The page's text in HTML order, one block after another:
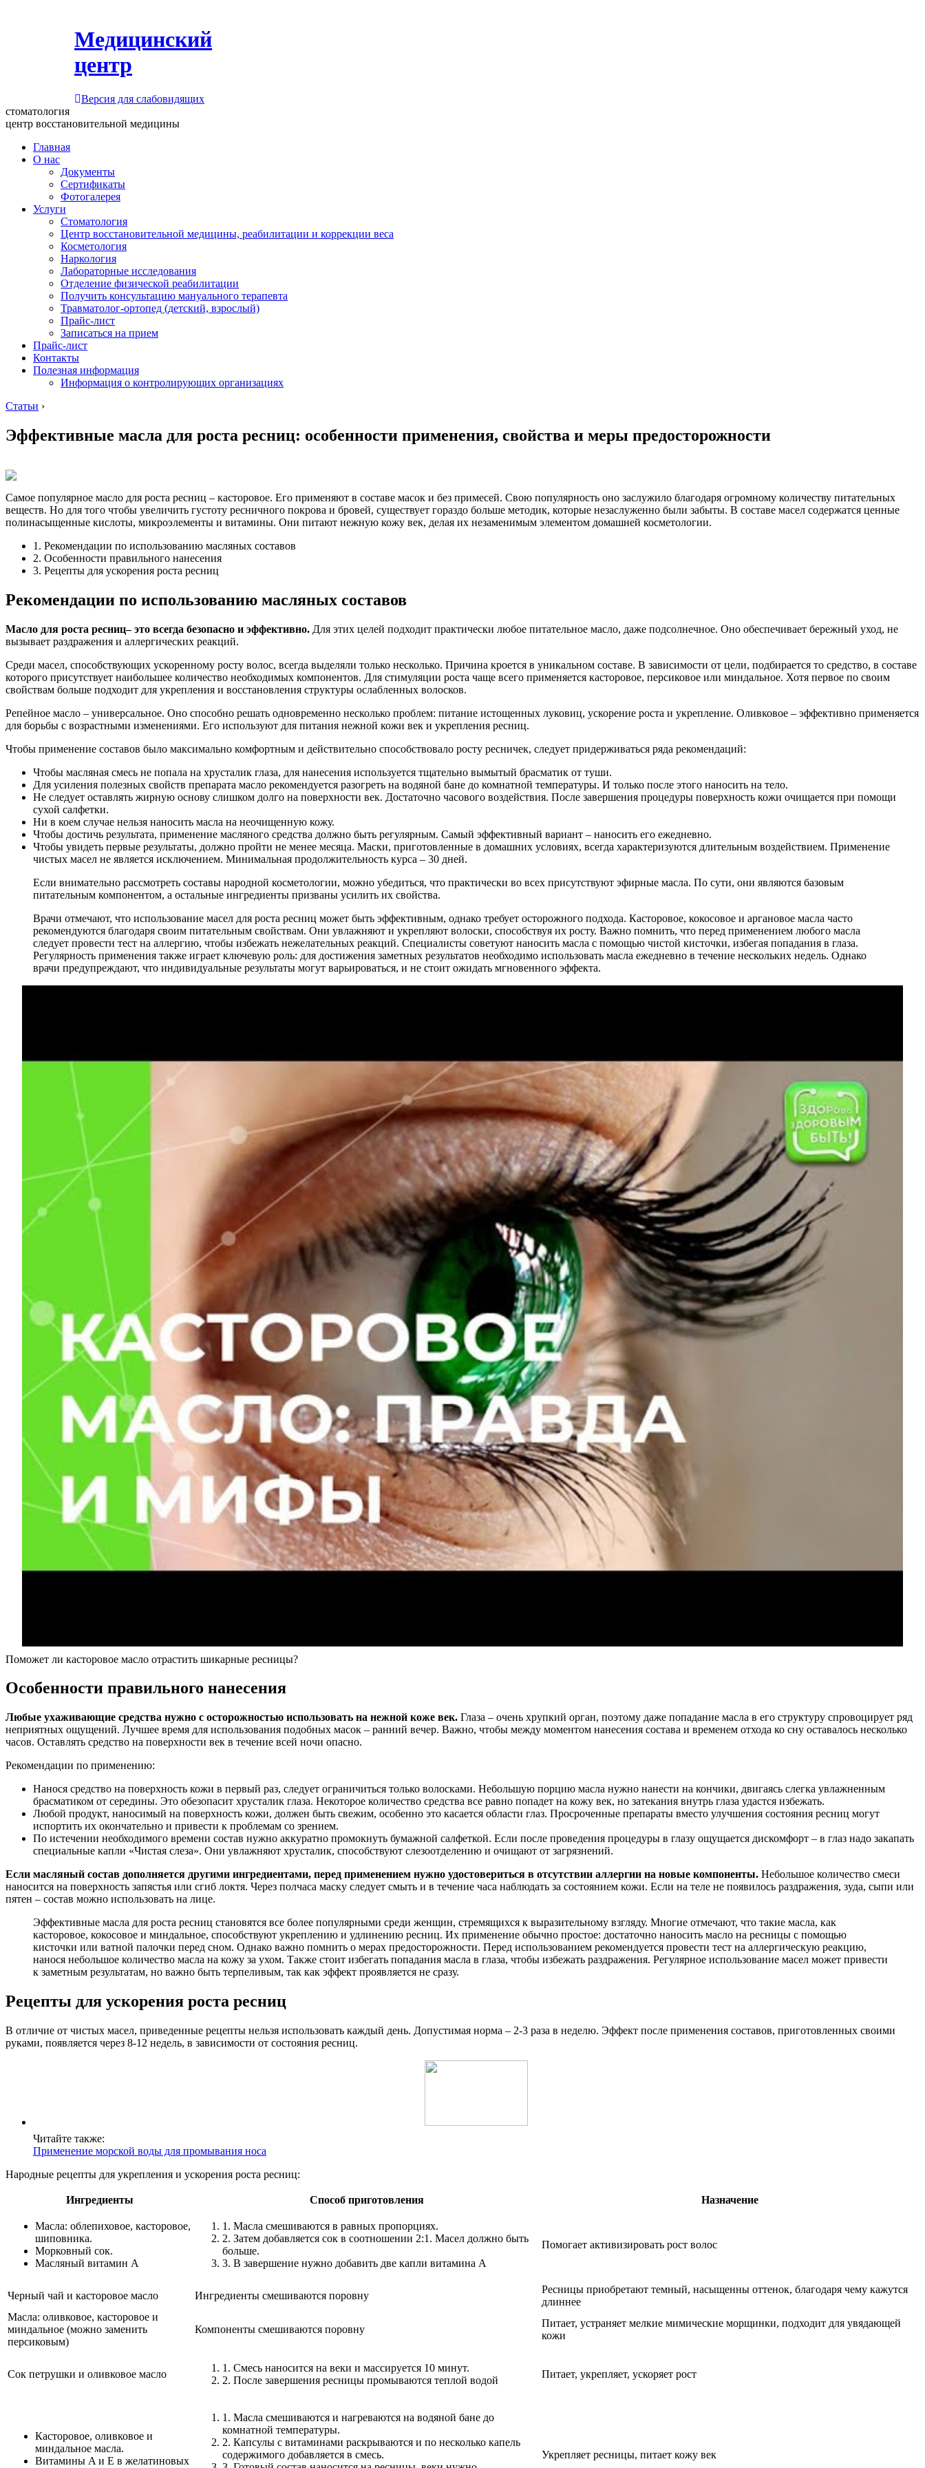
Медицинский
центр
Версия для слабовидящих
стоматология
центр восстановительной медицины
Главная
О нас
Документы
Сертификаты
Фотогалерея
Услуги
Стоматология
Центр восстановительной медицины, реабилитации и коррекции веса
Косметология
Наркология
Лабораторные исследования
Отделение физической реабилитации
Получить консультацию мануального терапевта
Травматолог-ортопед (детский, взрослый)
Прайс-лист
Записаться на прием
Прайс-лист
Контакты
Полезная информация
Информация о контролирующих организациях
Статьи ›
Эффективные масла для роста ресниц: особенности применения, свойства и меры предосторожности
Самое популярное масло для роста ресниц – касторовое. Его применяют в составе масок и без примесей. Свою популярность оно заслужило благодаря огромному количеству питательных
веществ. Но для того чтобы увеличить густоту ресничного покрова и бровей, существует гораздо больше методик, которые незаслуженно были забыты. В составе масел содержатся ценные
полинасыщенные кислоты, микроэлементы и витамины. Они питают нежную кожу век, делая их незаменимым элементом домашней косметологии.
1. Рекомендации по использованию масляных составов
2. Особенности правильного нанесения
3. Рецепты для ускорения роста ресниц
Рекомендации по использованию масляных составов
Масло для роста ресниц– это всегда безопасно и эффективно. Для этих целей подходит практически любое питательное масло, даже подсолнечное. Оно обеспечивает бережный уход, не
вызывает раздражения и аллергических реакций.
Среди масел, способствующих ускоренному росту волос, всегда выделяли только несколько. Причина кроется в уникальном составе. В зависимости от цели, подбирается то средство, в составе
которого присутствует наибольшее количество необходимых компонентов. Для стимуляции роста чаще всего применяется касторовое, персиковое или миндальное. Хотя первое по своим
свойствам больше подходит для укрепления и восстановления структуры ослабленных волосков.
Репейное масло – универсальное. Оно способно решать одновременно несколько проблем: питание истощенных луковиц, ускорение роста и укрепление. Оливковое – эффективно применяется
для борьбы с возрастными изменениями. Его используют для питания нежной кожи век и укрепления ресниц.
Чтобы применение составов было максимально комфортным и действительно способствовало росту ресничек, следует придерживаться ряда рекомендаций:
Чтобы масляная смесь не попала на хрусталик глаза, для нанесения используется тщательно вымытый брасматик от туши.
Для усиления полезных свойств препарата масло рекомендуется разогреть на водяной бане до комнатной температуры. И только после этого наносить на тело.
Не следует оставлять жирную основу слишком долго на поверхности век. Достаточно часового воздействия. После завершения процедуры поверхность кожи очищается при помощи
сухой салфетки.
Ни в коем случае нельзя наносить масла на неочищенную кожу.
Чтобы достичь результата, применение масляного средства должно быть регулярным. Самый эффективный вариант – наносить его ежедневно.
Чтобы увидеть первые результаты, должно пройти не менее месяца. Маски, приготовленные в домашних условиях, всегда характеризуются длительным воздействием. Применение
чистых масел не является исключением. Минимальная продолжительность курса – 30 дней.
Если внимательно рассмотреть составы народной косметологии, можно убедиться, что практически во всех присутствуют эфирные масла. По сути, они являются базовым
питательным компонентом, а остальные ингредиенты призваны усилить их свойства.
Врачи отмечают, что использование масел для роста ресниц может быть эффективным, однако требует осторожного подхода. Касторовое, кокосовое и аргановое масла часто
рекомендуются благодаря своим питательным свойствам. Они увлажняют и укрепляют волоски, способствуя их росту. Важно помнить, что перед применением любого масла
следует провести тест на аллергию, чтобы избежать нежелательных реакций. Специалисты советуют наносить масла с помощью чистой кисточки, избегая попадания в глаза.
Регулярность применения также играет ключевую роль: для достижения заметных результатов необходимо использовать масла ежедневно в течение нескольких недель. Однако
врачи предупреждают, что индивидуальные результаты могут варьироваться, и не стоит ожидать мгновенного эффекта.
Поможет ли касторовое масло отрастить шикарные ресницы?
Особенности правильного нанесения
Любые ухаживающие средства нужно с осторожностью использовать на нежной коже век. Глаза – очень хрупкий орган, поэтому даже попадание масла в его структуру спровоцирует ряд
неприятных ощущений. Лучшее время для использования подобных масок – ранний вечер. Важно, чтобы между моментом нанесения состава и временем отхода ко сну оставалось несколько
часов. Оставлять средство на поверхности век в течение всей ночи опасно.
Рекомендации по применению:
Нанося средство на поверхность кожи в первый раз, следует ограничиться только волосками. Небольшую порцию масла нужно нанести на кончики, двигаясь слегка увлажненным
брасматиком от середины. Это обезопасит хрусталик глаза. Некоторое количество средства все равно попадет на кожу век, но затекания внутрь глаза удастся избежать.
Любой продукт, наносимый на поверхность кожи, должен быть свежим, особенно это касается области глаз. Просроченные препараты вместо улучшения состояния ресниц могут
испортить их окончательно и привести к проблемам со зрением.
По истечении необходимого времени состав нужно аккуратно промокнуть бумажной салфеткой. Если после проведения процедуры в глазу ощущается дискомфорт – в глаз надо закапать
специальные капли «Чистая слеза». Они увлажняют хрусталик, способствуют слезоотделению и очищают от загрязнений.
Если масляный состав дополняется другими ингредиентами, перед применением нужно удостовериться в отсутствии аллергии на новые компоненты. Небольшое количество смеси
наносится на поверхность запястья или сгиб локтя. Через полчаса маску следует смыть и в течение часа наблюдать за состоянием кожи. Если на теле не появилось раздражения, зуда, сыпи или
пятен – состав можно использовать на лице.
Эффективные масла для роста ресниц становятся все более популярными среди женщин, стремящихся к выразительному взгляду. Многие отмечают, что такие масла, как
касторовое, кокосовое и миндальное, способствуют укреплению и удлинению ресниц. Их применение обычно простое: достаточно наносить масло на ресницы с помощью
кисточки или ватной палочки перед сном. Однако важно помнить о мерах предосторожности. Перед использованием рекомендуется провести тест на аллергическую реакцию,
нанося небольшое количество масла на кожу за ухом. Также стоит избегать попадания масла в глаза, чтобы избежать раздражения. Регулярное использование масел может привести
к заметным результатам, но важно быть терпеливым, так как эффект проявляется не сразу.
Рецепты для ускорения роста ресниц
В отличие от чистых масел, приведенные рецепты нельзя использовать каждый день. Допустимая норма – 2-3 раза в неделю. Эффект после применения составов, приготовленных своими
руками, появляется через 8-12 недель, в зависимости от состояния ресниц.
Читайте также:
Применение морской воды для промывания носа
Народные рецепты для укрепления и ускорения роста ресниц:
Ингредиенты Способ приготовления Назначение
Масла: облепиховое, касторовое,
шиповника.
Морковный сок.
Масляный витамин A
1. Масла смешиваются в равных пропорциях.
2. Затем добавляется сок в соотношении 2:1. Масел должно быть
больше.
3. В завершение нужно добавить две капли витамина A
Помогает активизировать рост волос
Черный чай и касторовое масло Ингредиенты смешиваются поровну
Ресницы приобретают темный, насыщенны оттенок, благодаря чему кажутся
длиннее
Масла: оливковое, касторовое и
миндальное (можно заменить
персиковым)
Компоненты смешиваются поровну
Питает, устраняет мелкие мимические морщинки, подходит для увядающей
кожи
Сок петрушки и оливковое масло
1. Смесь наносится на веки и массируется 10 минут.
2. После завершения ресницы промываются теплой водой
Питает, укрепляет, ускоряет рост
Касторовое, оливковое и
миндальное масла.
Витамины A и E в желатиновых
1. Масла смешиваются и нагреваются на водяной бане до
комнатной температуры.
2. Капсулы с витаминами раскрываются и по несколько капель
содержимого добавляется в смесь.
Укрепляет ресницы, питает кожу век